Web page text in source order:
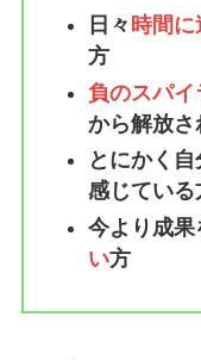
日々 時間に
方
負のスパイ
から解放さ
とにかく自
感じている
今より成果
い方